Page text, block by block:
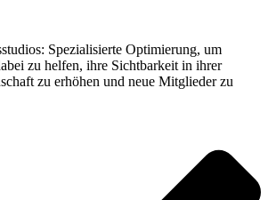
Spezialisierte Optimierung, um
zu helfen, ihre Sichtbarkeit in ihrer
zu erhöhen und neue Mitglieder zu